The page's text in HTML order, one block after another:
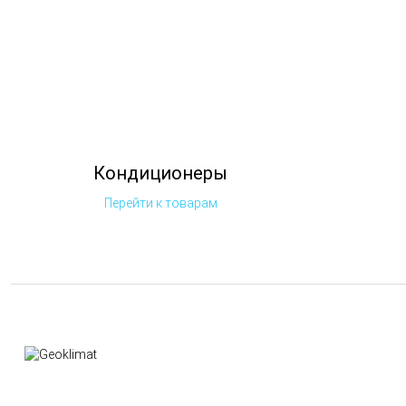
Кондиционеры
Перейти к товарам